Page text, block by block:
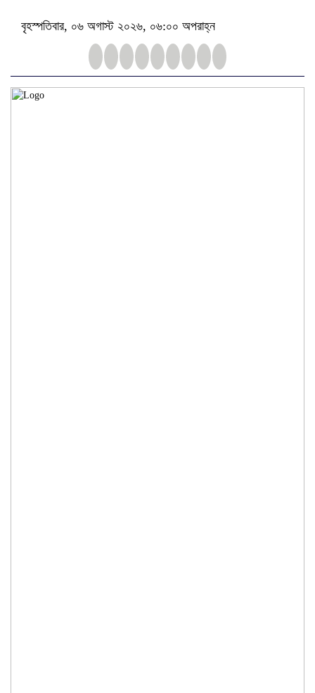
বৃহস্পতিবার, ০৬ অগাস্ট ২০২৬, ০৬:০০ অপরাহ্ন